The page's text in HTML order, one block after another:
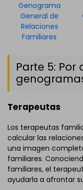
Genograma
General de
Relaciones
Familiares
Parte 5: Por
Terapeutas
Los terapeutas
calcular las
una imagen
familiares.
familiares, el
ayudarla a afrontar